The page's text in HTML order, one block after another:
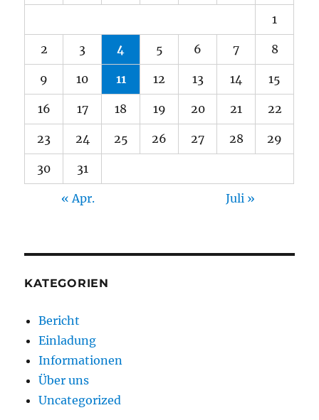
1
2 3 4 5 6 7 8
9 10 11 12 13 14 15
16 17 18 19 20 21 22
23 24 25 26 27 28 29
30 31
« Apr. Juli »
KATEGORIEN
Bericht
Einladung
Informationen
Über uns
Uncategorized